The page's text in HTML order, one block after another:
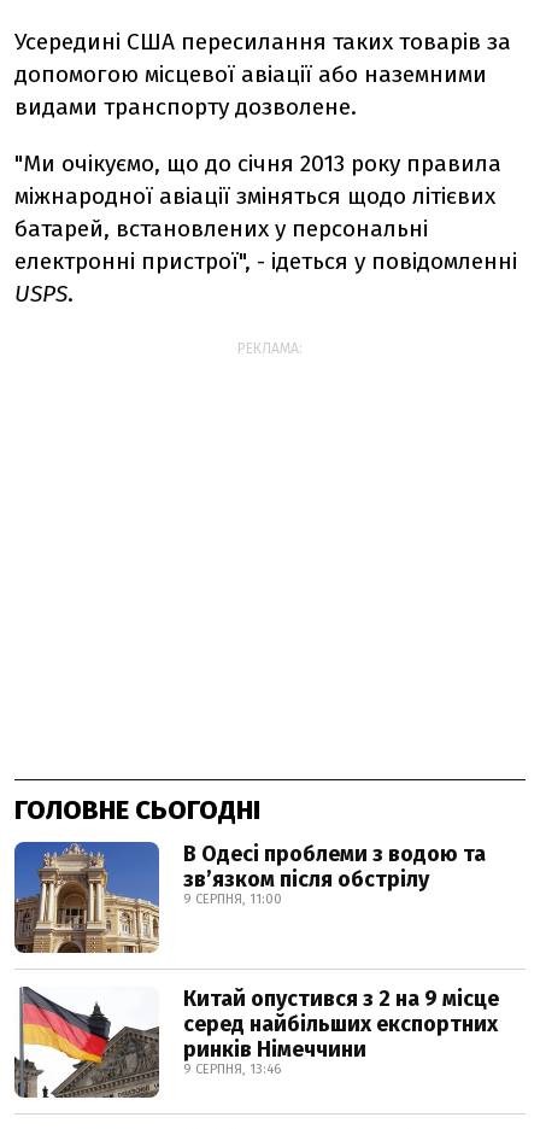
Усередині США пересилання таких товарів за
допомогою місцевої авіації або наземними
видами транспорту дозволене.
"Ми очікуємо, що до січня 2013 року правила
міжнародної авіації зміняться щодо літієвих
батарей, встановлених у персональні
електронні пристрої", - ідеться у повідомленні
USPS.
РЕКЛАМА:
ГОЛОВНЕ СЬОГОДНІ
В Одесі проблеми з водою та
звʼязком після обстрілу
9 СЕРПНЯ, 11:00
Китай опустився з 2 на 9 місце
серед найбільших експортних
ринків Німеччини
9 СЕРПНЯ, 13:46